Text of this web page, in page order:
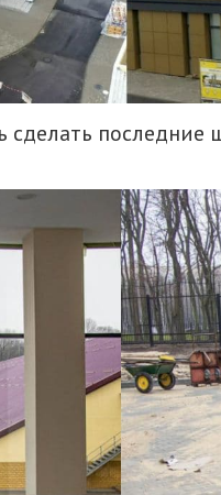
сделать